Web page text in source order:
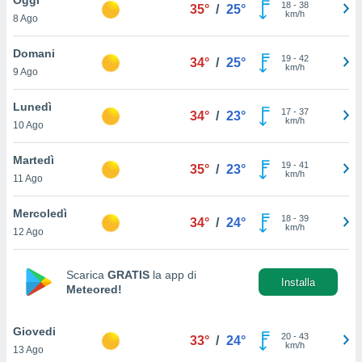
è
al sito
di
ci
di
il
un
la
nella
8 Ago
35° / 25° 18- 38
km/h
Domani
9 Ago
34° / 25° 19- 42
km/h
Lunedì
10 Ago
34° / 23° 17- 37
km/h
Martedì
11 Ago
35° / 23° 19- 41
km/h
Mercoledì
12 Ago
34° / 24° 18- 39
km/h
Scarica GRATIS la app di
Meteored!
Installa
Giovedi
13 Ago
33° / 24° 20- 43
km/h